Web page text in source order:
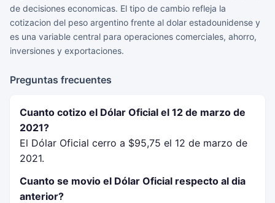
de decisiones economicas. El tipo de cambio refleja la
cotizacion del peso argentino frente al dolar estadounidense y
es una variable central para operaciones comerciales, ahorro,
inversiones y exportaciones.
Preguntas frecuentes
Cuanto cotizo el Dólar Oficial el 12 de marzo de
2021?
El Dólar Oficial cerro a $95,75 el 12 de marzo de
2021.
Cuanto se movio el Dólar Oficial respecto al dia
anterior?